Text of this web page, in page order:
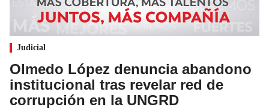
Judicial
Olmedo López denuncia abandono
institucional tras revelar red de
corrupción en la UNGRD